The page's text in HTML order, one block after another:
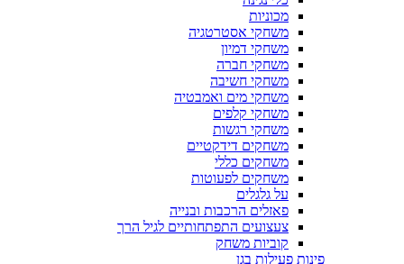
מכוניות
משחקי אסטרטגיה
משחקי דמיון
משחקי חברה
משחקי חשיבה
משחקי מים ואמבטיה
משחקי קלפים
משחקי רגשות
משחקים דידקטיים
משחקים כללי
משחקים לפעוטות
על גלגלים
פאזלים הרכבות ובנייה
צעצועים התפתחותיים לגיל הרך
קוביות משחק
פינות פעילות בגן